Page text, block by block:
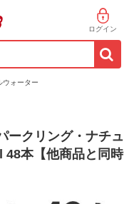
ログイン
ウォーター
ークリング・ナチュ
48本【他商品と同時